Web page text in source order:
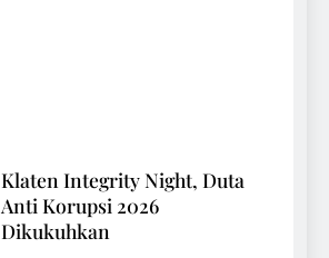
Klaten Integrity Night, Duta
Anti Korupsi 2026
Dikukuhkan